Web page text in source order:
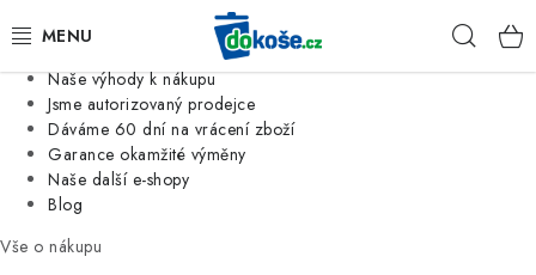
Jsme tradiční česká firma
Naše výhody k nákupu
Jsme autorizovaný prodejce
Dáváme 60 dní na vrácení zboží
Garance okamžité výměny
Naše další e-shopy
Blog
Vše o nákupu
KOŠE
SÁČKY